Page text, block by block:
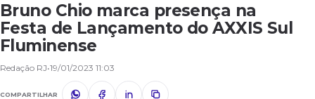
Bruno Chio marca presença na
Festa de Lançamento do AXXIS Sul
Fluminense
Redação RJ•19/01/2023 11:03
COMPARTILHAR